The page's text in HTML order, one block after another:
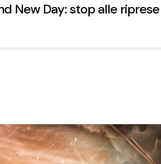
New Day: stop alle riprese